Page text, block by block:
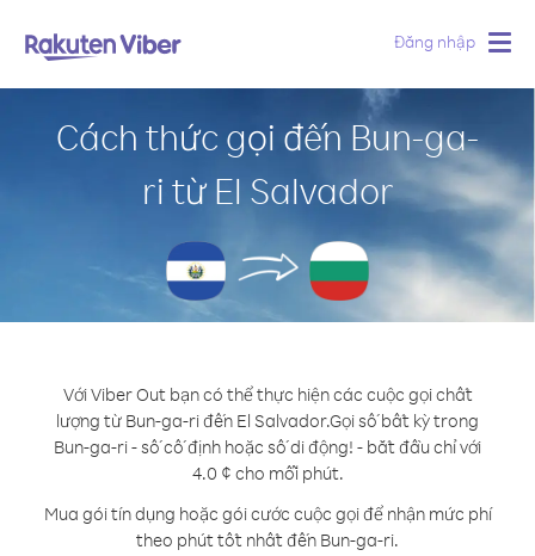
Đăng nhập
Cách thức gọi đến Bun-ga-
ri từ El Salvador
Với Viber Out bạn có thể thực hiện các cuộc gọi chất
lượng từ Bun-ga-ri đến El Salvador.Gọi số bất kỳ trong
Bun-ga-ri - số cố định hoặc số di động! - bắt đầu chỉ với
4.0 ¢ cho mỗi phút.
Mua gói tín dụng hoặc gói cước cuộc gọi để nhận mức phí
theo phút tốt nhất đến Bun-ga-ri.